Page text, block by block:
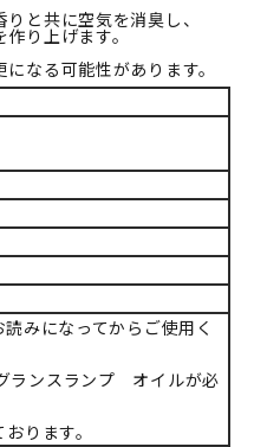
と共に空気を消臭し、
り上げます。
なる可能性があります。
みになってからご使用く
ランスランプ オイルが必
ります。